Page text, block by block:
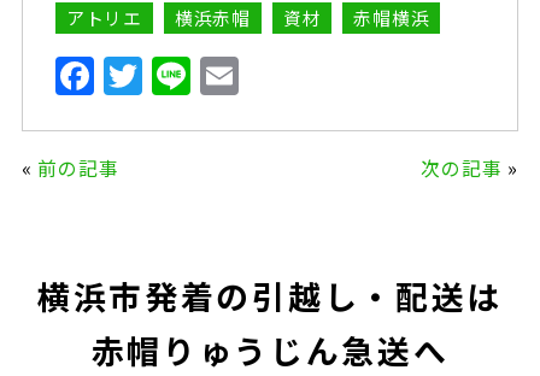
アトリエ 横浜赤帽 資材 赤帽横浜
F
a
c
e
o
o
k
T
w
Li
n
E
« 前の記事 次の記事 »
横浜市発着の引越し・配送は
赤帽りゅうじん急送へ